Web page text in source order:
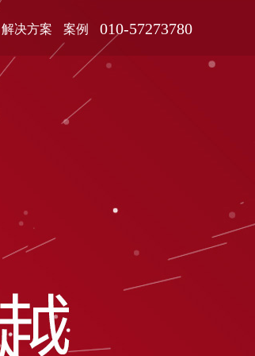
解决方案 案例 010-57273780